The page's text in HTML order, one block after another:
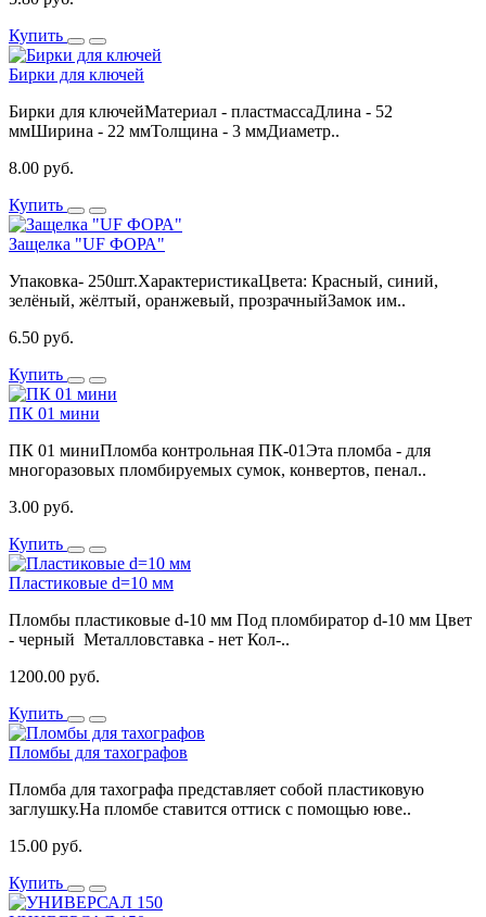
Купить
Бирки для ключей
Бирки для ключейМатериал - пластмассаДлина - 52
ммШирина - 22 ммТолщина - 3 ммДиаметр..
8.00 руб.
Купить
Защелка "UF ФОРА"
Упаковка- 250шт.​ХарактеристикаЦвета: Красный, синий,
зелёный, жёлтый, оранжевый, прозрачныйЗамок им..
6.50 руб.
Купить
ПК 01 мини
ПК 01 миниПломба контрольная ПК-01Эта пломба - для
многоразовых пломбируемых сумок, конвертов, пенал..
3.00 руб.
Купить
Пластиковые d=10 мм
Пломбы пластиковые d-10 мм Под пломбиратор d-10 мм Цвет
- черный Металловставка - нет Кол-..
1200.00 руб.
Купить
Пломбы для тахографов
Пломба для тахографа представляет собой пластиковую
заглушку.На пломбе ставится оттиск с помощью юве..
15.00 руб.
Купить